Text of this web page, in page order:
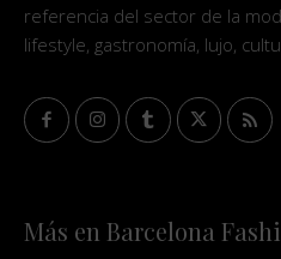
referencia del sector de la
lifestyle, gastronomía, lujo,
Más en Barcelona